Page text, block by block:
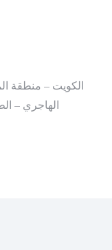
الكويت – منطقة
الهاجري –